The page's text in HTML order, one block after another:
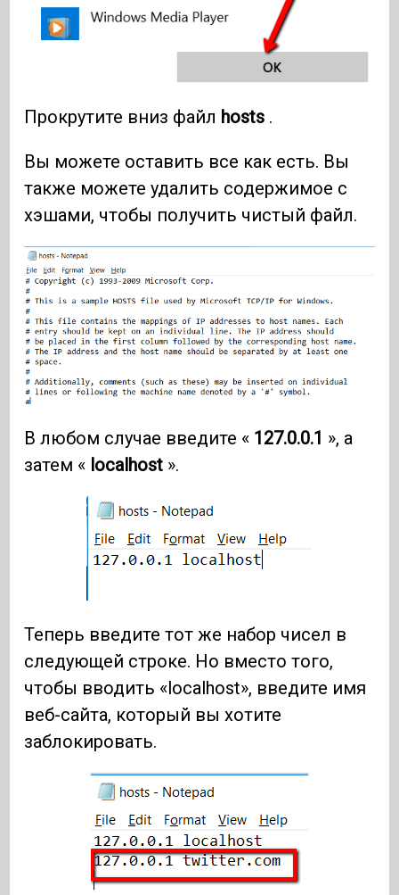
Прокрутите вниз файл hosts .
Вы можете оставить все как есть. Вы
также можете удалить содержимое с
хэшами, чтобы получить чистый файл.
В любом случае введите « 127.0.0.1 », а
затем « localhost ».
Теперь введите тот же набор чисел в
следующей строке. Но вместо того,
чтобы вводить «localhost», введите имя
веб-сайта, который вы хотите
заблокировать.